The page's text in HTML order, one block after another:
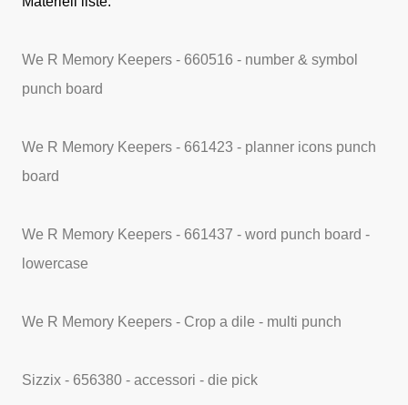
We R Memory Keepers - 660516 - number & symbol
punch board
We R Memory Keepers - 661423 - planner icons punch
board
We R Memory Keepers - 661437 - word punch board -
lowercase
We R Memory Keepers - Crop a dile - multi punch
Sizzix - 656380 - accessori - die pick